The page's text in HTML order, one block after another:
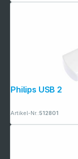
Artikel-Nr.:512801
Copyright ©